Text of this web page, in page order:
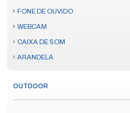
FONE DE OUVIDO
WEBCAM
CAIXA DE SOM
ARANDELA
OUTDOOR